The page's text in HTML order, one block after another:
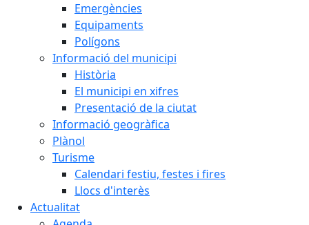
Emergències
Equipaments
Polígons
Informació del municipi
Història
El municipi en xifres
Presentació de la ciutat
Informació geogràfica
Plànol
Turisme
Calendari festiu, festes i fires
Llocs d'interès
Actualitat